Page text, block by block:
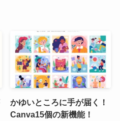
かゆいところに手が届く！
Canva15個の新機能！